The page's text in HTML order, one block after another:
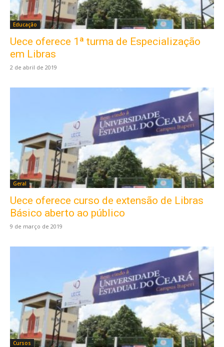
Educação
Uece oferece 1ª turma de Especialização
em Libras
2 de abril de 2019
Geral
Uece oferece curso de extensão de Libras
Básico aberto ao público
9 de março de 2019
Cursos